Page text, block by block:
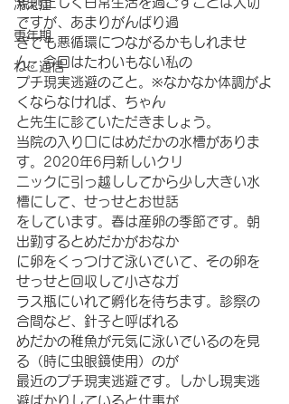
冷え症
更年期
ねこ通信
ですが、あまりがんばり過
ぎても悪循環につながるかもしれませ
ん。今回はたわいもない私の
プチ現実逃避のこと。※なかなか体調がよ
くならなければ、ちゃん
と先生に診ていただきましょう。
当院の入り口にはめだかの水槽がありま
す。2020年6月新しいクリ
ニックに引っ越ししてから少し大きい水
槽にして、せっせとお世話
をしています。春は産卵の季節です。朝
出勤するとめだかがおなか
に卵をくっつけて泳いでいて、その卵を
せっせと回収して小さなガ
ラス瓶にいれて孵化を待ちます。診察の
合間など、針子と呼ばれる
めだかの稚魚が元気に泳いでいるのを見
る（時に虫眼鏡使用）のが
最近のプチ現実逃避です。しかし現実逃
避ばかりしていると仕事が